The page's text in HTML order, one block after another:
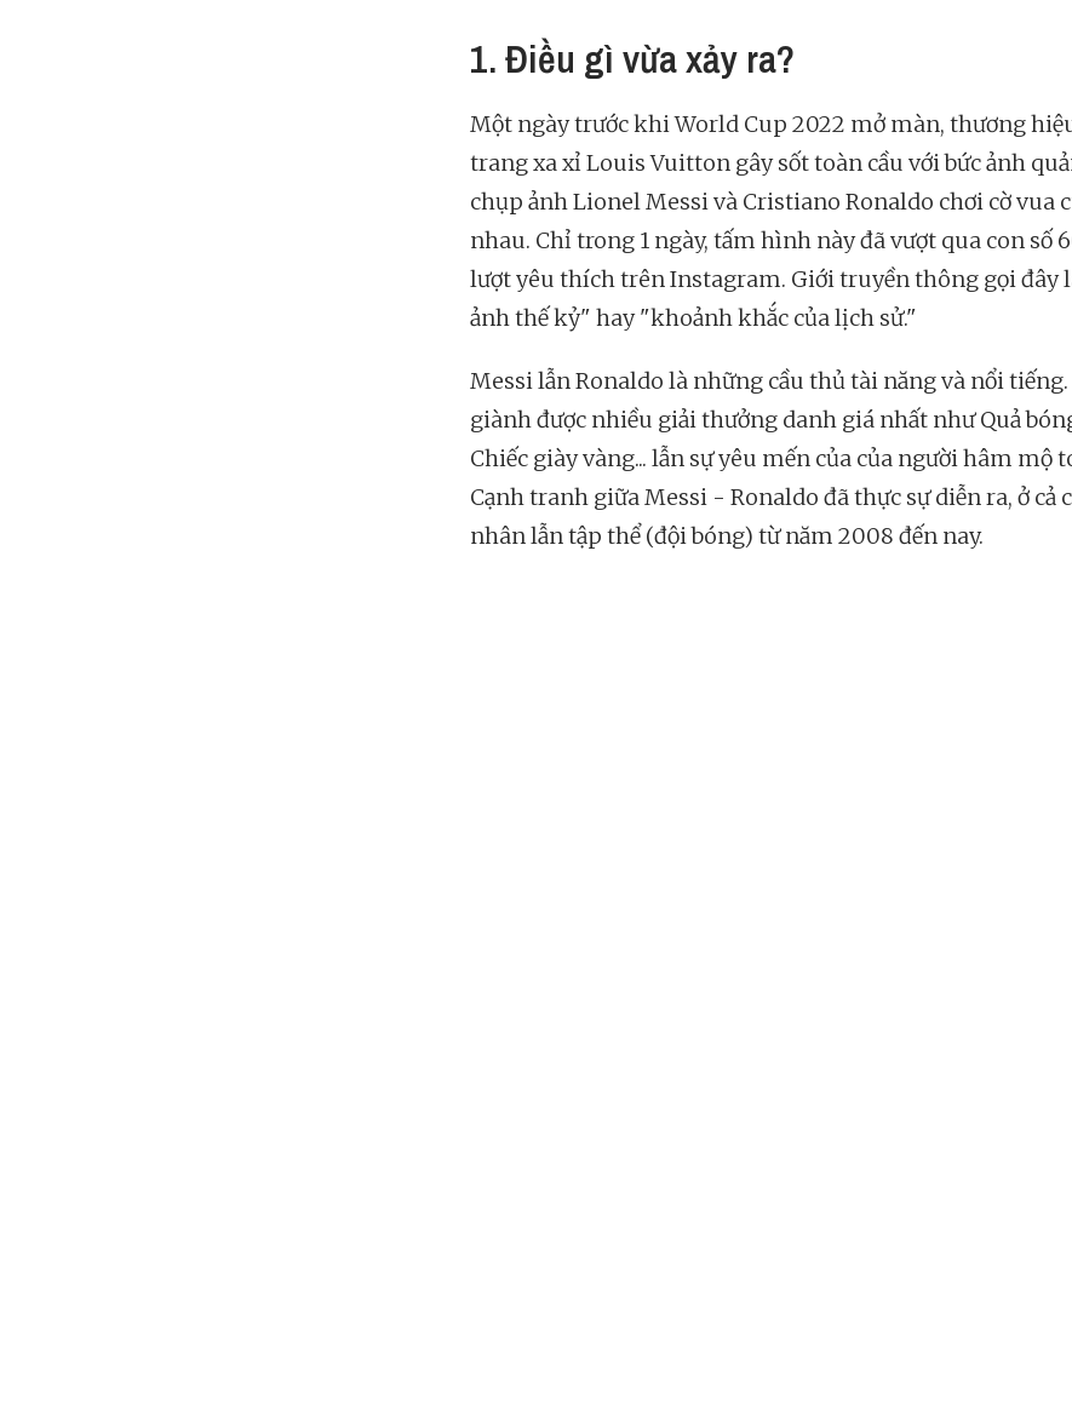
1. Điều gì vừa xảy ra?
Một ngày trước khi World Cup 2022 mở màn, thương
trang xa xỉ Louis Vuitton gây sốt toàn cầu với bức ảnh
chụp ảnh Lionel Messi và Cristiano Ronaldo chơi cờ vua
nhau. Chỉ trong 1 ngày, tấm hình này đã vượt qua con số
lượt yêu thích trên Instagram. Giới truyền thông gọi đây
ảnh thế kỷ" hay "khoảnh khắc của lịch sử."
Messi lẫn Ronaldo là những cầu thủ tài năng và nổi tiếng.
giành được nhiều giải thưởng danh giá nhất như Quả
Chiếc giày vàng... lẫn sự yêu mến của của người hâm mộ
Cạnh tranh giữa Messi - Ronaldo đã thực sự diễn ra, ở cả
nhân lẫn tập thể (đội bóng) từ năm 2008 đến nay.